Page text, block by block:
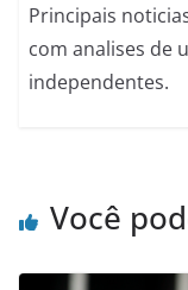
Principais
com analises de
independentes.
Você